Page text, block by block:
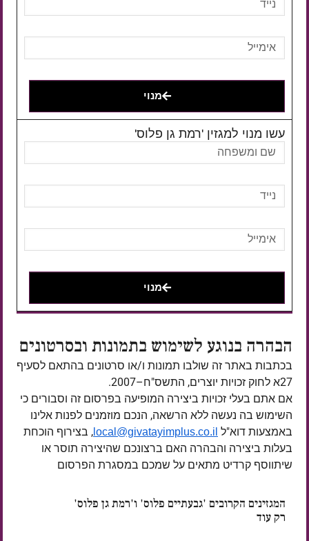
מנוי
עשו מנוי למגזין 'רמת גן פלוס'
מנוי
הבהרה בנוגע לשימוש בתמונות ובסרטונים
בכתבות באתר זה שולבו תמונות ו/או סרטונים בהתאם לסעיף
27א לחוק זכויות יוצרים, התשס"ח–2007.
אם אתם בעלי זכויות ביצירה המופיעה בפרסום זה וסבורים כי
השימוש בה נעשה ללא הרשאה, הנכם מוזמנים לפנות אלינו
באמצעות דוא"ל local@givatayimplus.co.il , בצירוף הוכחת
בעלות ביצירה והבהרה האם ברצונכם שהיצירה תוסר או
שיתווסף קרדיט מתאים על שמכם במסגרת הפרסום
המגזינים הקרובים 'גבעתיים פלוס' ו'רמת גן פלוס'
רק עוד